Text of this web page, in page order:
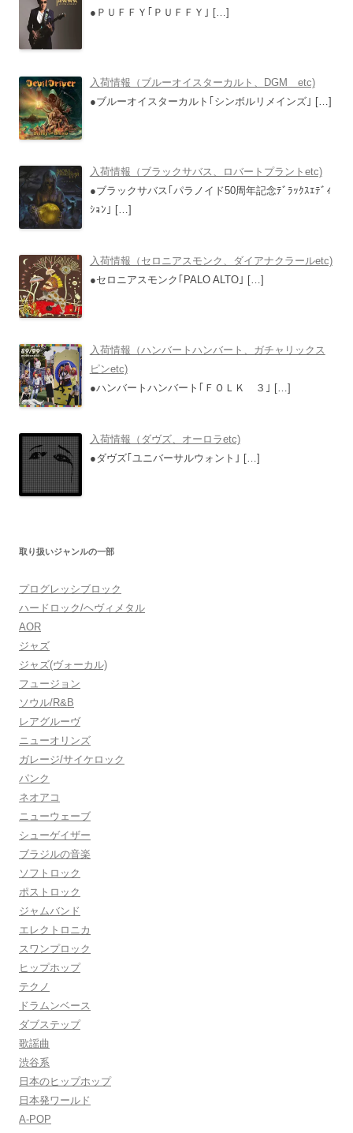
●ＰＵＦＦＹ｢ＰＵＦＦＹ｣ […]
入荷情報（ブルーオイスターカルト、DGM etc)
●ブルーオイスターカルト｢シンボルリメインズ｣ […]
入荷情報（ブラックサバス、ロバートプラントetc)
●ブラックサバス｢パラノイド50周年記念ﾃﾞﾗｯｸｽｴﾃﾞｨ
ｼｮﾝ｣ […]
入荷情報（セロニアスモンク、ダイアナクラールetc)
●セロニアスモンク｢PALO ALTO｣ […]
入荷情報（ハンバートハンバート、ガチャリックス
ピンetc)
●ハンバートハンバート｢ＦＯＬＫ ３｣ […]
入荷情報（ダヴズ、オーロラetc)
●ダヴズ｢ユニバーサルウォント｣ […]
取り扱いジャンルの一部
プログレッシブロック
ハードロック/ヘヴィメタル
AOR
ジャズ
ジャズ(ヴォーカル)
フュージョン
ソウル/R&B
レアグルーヴ
ニューオリンズ
ガレージ/サイケロック
パンク
ネオアコ
ニューウェーブ
シューゲイザー
ブラジルの音楽
ソフトロック
ポストロック
ジャムバンド
エレクトロニカ
スワンプロック
ヒップホップ
テクノ
ドラムンベース
ダブステップ
歌謡曲
渋谷系
日本のヒップホップ
日本発ワールド
A-POP